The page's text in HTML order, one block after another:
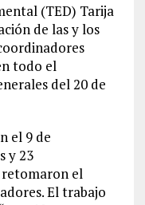
(TED) Tarija
de las y los
todo el
del 20 de
el 9 de
y 23
el
El trabajo